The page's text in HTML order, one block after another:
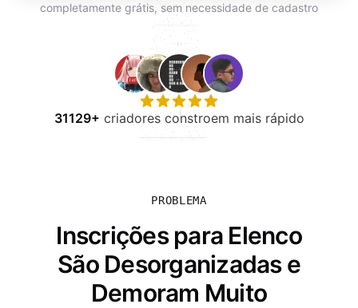
completamente grátis, sem necessidade de cadastro
31129+ criadores constroem mais rápido
PROBLEMA
Inscrições para Elenco
São Desorganizadas e
Demoram Muito